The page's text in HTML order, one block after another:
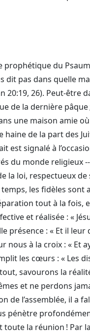
du
dit pas dans quelle
20:19, 26). Peut-être
de la dernière pâque
une maison amie
de la part des
est signalé à
du monde religieux
la loi, respectueux de
les fidèles sont
tout à la fois,
et réalisée : «
présence : « Et il leur
nous à la croix : « Et
les cœurs : « Les
savourons la
et ne perdons
de l’assemblée, il a
pénètre
la réunion ! Par